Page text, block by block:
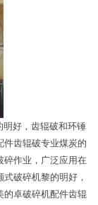
明好，齿辊破和环锤
件齿辊破专业煤炭的
碎作业，广泛应用在
破碎机黎的明好，
的卓破碎机配件齿辊